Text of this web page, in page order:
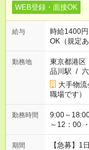
WEB登録・面接OK
給与
時給1400
OK（規定あ
勤務地
東京都港区
品川駅 /
大手物
職場です）
勤務時間
9:00～18:00 希望の時間帯を選べます！ ＜シフト例＞ ・8
～12：00
22：00 ・
期間
【急募】